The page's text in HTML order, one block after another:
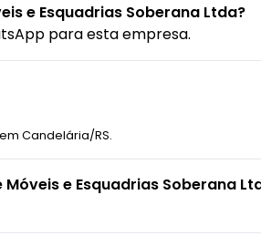
e Esquadrias Soberana Ltda?
para esta empresa.
Candelária/RS.
e Esquadrias Soberana